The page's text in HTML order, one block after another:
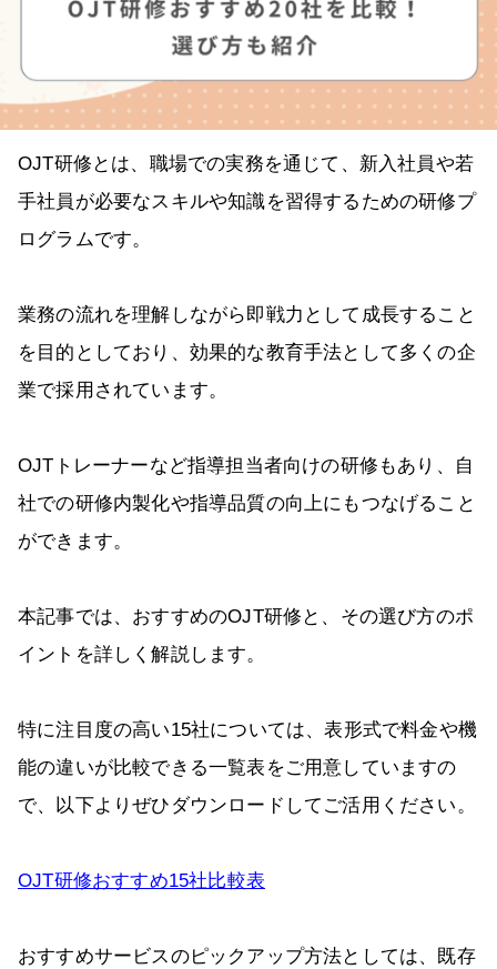
OJT研修とは、職場での実務を通じて、新入社員や若
手社員が必要なスキルや知識を習得するための研修プ
ログラムです。
業務の流れを理解しながら即戦力として成長すること
を目的としており、効果的な教育手法として多くの企
業で採用されています。
OJTトレーナーなど指導担当者向けの研修もあり、自
社での研修内製化や指導品質の向上にもつなげること
ができます。
本記事では、おすすめのOJT研修と、その選び方のポ
イントを詳しく解説します。
特に注目度の高い15社については、表形式で料金や機
能の違いが比較できる一覧表をご用意していますの
で、以下よりぜひダウンロードしてご活用ください。
OJT研修おすすめ15社比較表
おすすめサービスのピックアップ方法としては、既存